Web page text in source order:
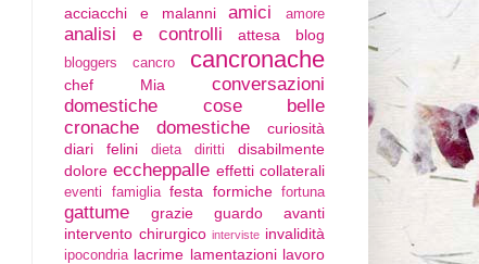
acciacchi e malanni amici amore
analisi e controlli attesa blog
bloggers cancro cancronache
chef Mia
conversazioni
domestiche
cose belle
cronache domestiche
curiosità
diari felini
dieta diritti
disabilmente
dolore eccheppalle effetti collaterali
eventi famiglia festa formiche fortuna
gattume grazie
guardo avanti
intervento chirurgico interviste invalidità
ipocondria lacrime lamentazioni lavoro